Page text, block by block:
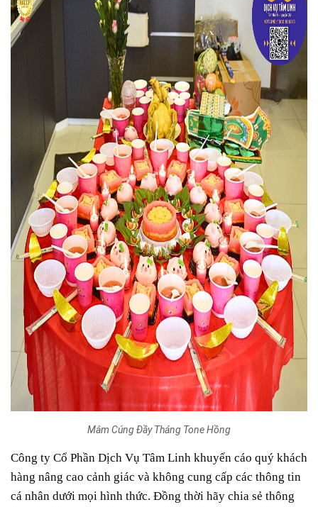
Mâm Cúng Đầy Tháng Tone Hồng
Công ty Cổ Phần Dịch Vụ Tâm Linh khuyến cáo quý khách
hàng nâng cao cảnh giác và không cung cấp các thông tin
cá nhân dưới mọi hình thức. Đồng thời hãy chia sẻ thông